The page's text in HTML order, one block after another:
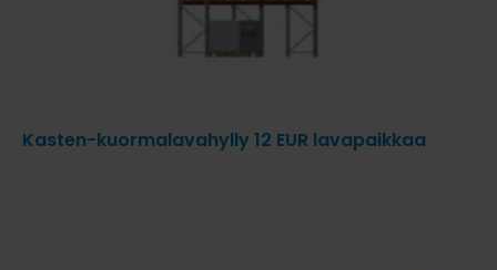
Kasten-kuormalavahylly 12 EUR lavapaikkaa